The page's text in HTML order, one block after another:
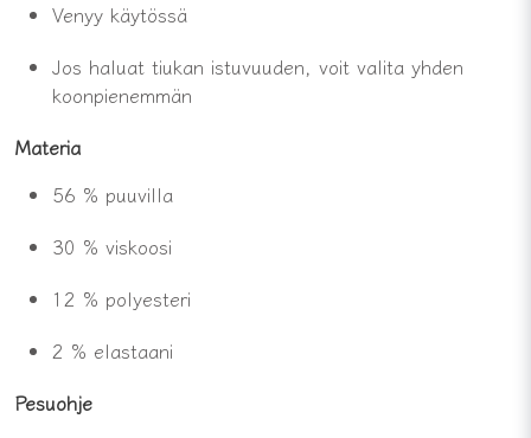
Venyy käytössä
Jos haluat tiukan istuvuuden, voit valita yhden
koonpienemmän
Materia
56 % puuvilla
30 % viskoosi
12 % polyesteri
2 % elastaani
Pesuohje